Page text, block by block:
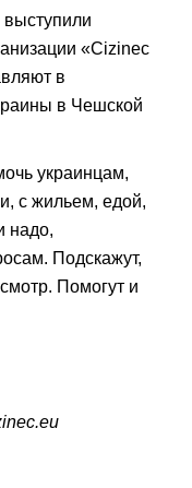
«Cizinec
в
в Чешской
украинцам,
с жильем, едой,
надо,
Подскажут,
Помогут и